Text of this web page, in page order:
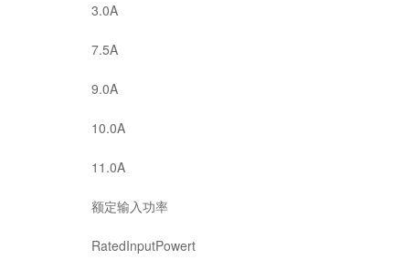
3.0A
7.5A
9.0A
10.0A
11.0A
额定输入功率
RatedInputPowert